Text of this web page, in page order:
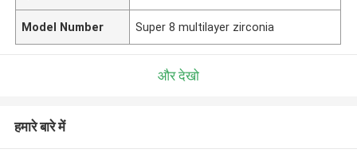
Model Number Super 8 multilayer zirconia
और देखो
हमारे बारे में